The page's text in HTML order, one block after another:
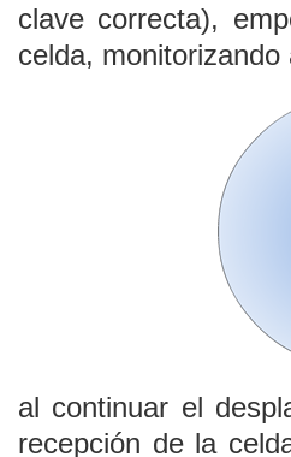
clave correcta),
celda,
al continuar el
recepción de la